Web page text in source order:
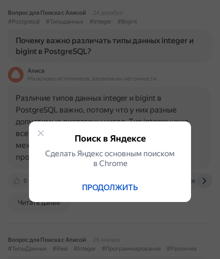
Вопрос для Поиска с Алисой
24 декабря
#Postgresql
#Типыданных #Integer #Bigint
Почему важно различать типы данных integer и
bigint в PostgreSQL?
Алиса
На основе источников, возможны неточности
0 neon.tech
Различие типов данных integer и bigint в
PostgreSQL важно, потому что у них разные
допустимые диапазоны чисел. Тип integer чаще
всего используется, так как предлагает баланс
между диапазоном, размером хранилища и
производительностью. Он может…
Читать далее
Вопрос для Поиска с Алисой
26 января
#ТипыДанных
#Real #Integer #Программирование #Различия
Поиск в Яндексе
Сделать Яндекс основным поиском
в Сhrome
ПРОДОЛЖИТЬ